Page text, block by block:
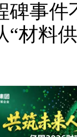
碑事
“材料